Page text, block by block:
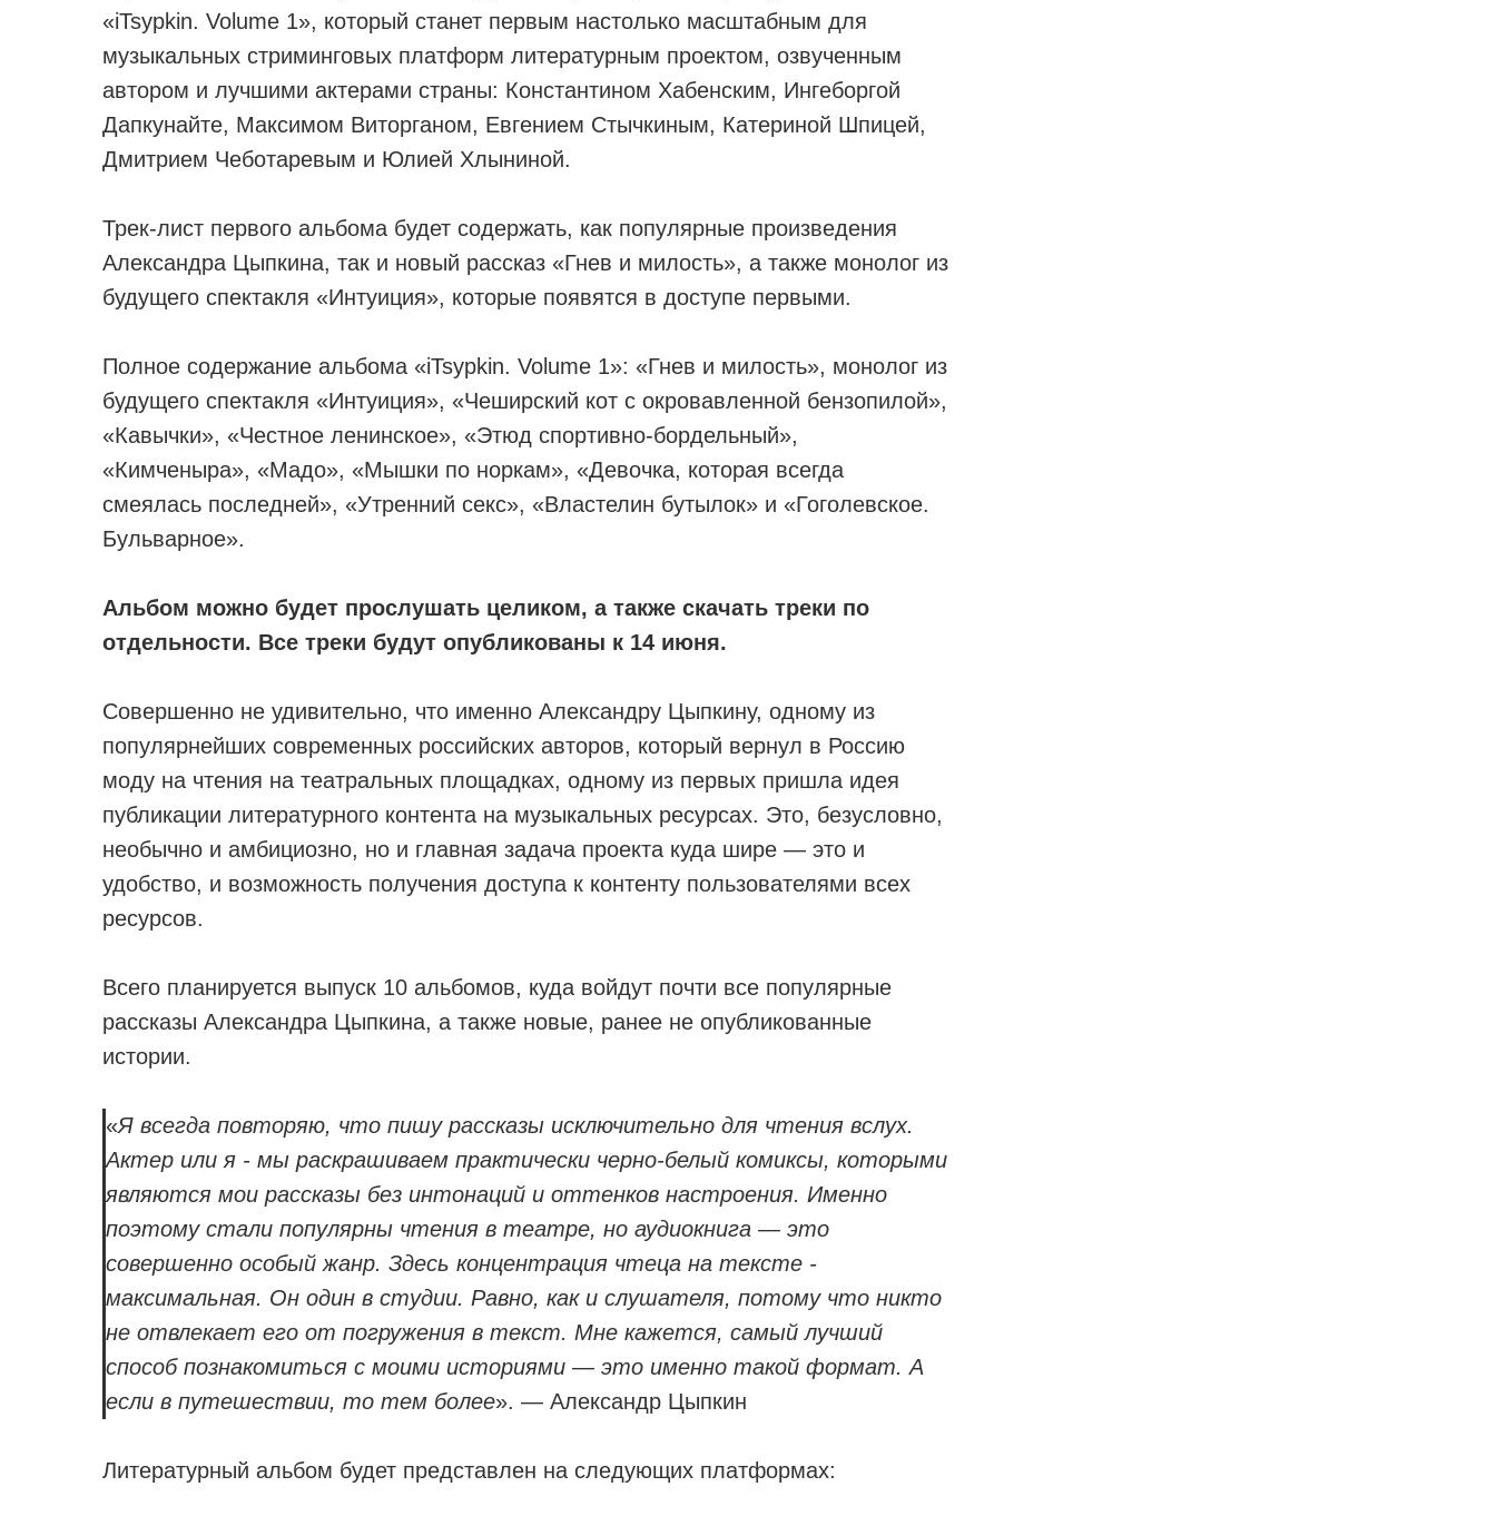
«iTsypkin. Volume 1», который станет первым настолько масштабным для
музыкальных стриминговых платформ литературным проектом, озвученным
автором и лучшими актерами страны: Константином Хабенским, Ингеборгой
Дапкунайте, Максимом Виторганом, Евгением Стычкиным, Катериной Шпицей,
Дмитрием Чеботаревым и Юлией Хлыниной.
Трек-лист первого альбома будет содержать, как популярные произведения
Александра Цыпкина, так и новый рассказ «Гнев и милость», а также монолог из
будущего спектакля «Интуиция», которые появятся в доступе первыми.
Полное содержание альбома «iTsypkin. Volume 1»: «Гнев и милость», монолог из
будущего спектакля «Интуиция», «Чеширский кот с окровавленной бензопилой»,
«Кавычки», «Честное ленинское», «Этюд спортивно-бордельный»,
«Кимченыра», «Мадо», «Мышки по норкам», «Девочка, которая всегда
смеялась последней», «Утренний секс», «Властелин бутылок» и «Гоголевское.
Бульварное».
Альбом можно будет прослушать целиком, а также скачать треки по
отдельности. Все треки будут опубликованы к 14 июня.
Совершенно не удивительно, что именно Александру Цыпкину, одному из
популярнейших современных российских авторов, который вернул в Россию
моду на чтения на театральных площадках, одному из первых пришла идея
публикации литературного контента на музыкальных ресурсах. Это, безусловно,
необычно и амбициозно, но и главная задача проекта куда шире — это и
удобство, и возможность получения доступа к контенту пользователями всех
ресурсов.
Всего планируется выпуск 10 альбомов, куда войдут почти все популярные
рассказы Александра Цыпкина, а также новые, ранее не опубликованные
истории.
«Я всегда повторяю, что пишу рассказы исключительно для чтения вслух.
Актер или я - мы раскрашиваем практически черно-белый комиксы, которыми
являются мои рассказы без интонаций и оттенков настроения. Именно
поэтому стали популярны чтения в театре, но аудиокнига — это
совершенно особый жанр. Здесь концентрация чтеца на тексте -
максимальная. Он один в студии. Равно, как и слушателя, потому что никто
не отвлекает его от погружения в текст. Мне кажется, самый лучший
способ познакомиться с моими историями — это именно такой формат. А
если в путешествии, то тем более». — Александр Цыпкин
Литературный альбом будет представлен на следующих платформах: